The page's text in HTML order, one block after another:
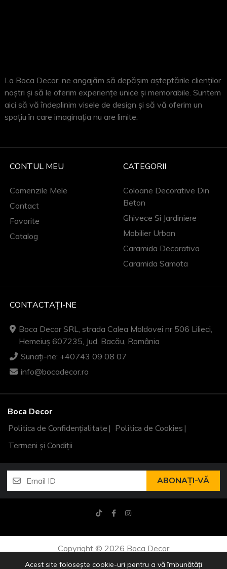
La Boca Decor, ne angajăm să depășim așteptările clienților
noștri și să le oferim experiențe unice și memorabile. Suntem
aici să vă îndeplinim visele de design și să vă oferim un
spațiu în care imaginația nu are limite.
CONTUL MEU
Comenzile Mele
Contact
Favorite
Catalog
CATEGORII
Coloane Decorative Din
Beton
Ghivece Si Jardiniere
Mobilier Urban
Caramida Decorativa
Caramida Samota
CONTACTAȚI-NE
Boca Decor SRL, strada Calea Moldovei nr 506 Lilieci,
Hemeiuș 607235, Jud. Bacău, România
Sunați-ne: +40743 09 08 07
info@bocadecor.ro
Boca Decor
Politica de Confidențialitate
Politica de Cookies
Termeni și Condiții
ABONAȚI-VĂ
Copyright © 2026 Boca Decor
Acest site folosește cookie-uri pentru a vă îmbunătăți